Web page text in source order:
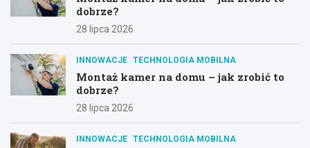
dobrze?
28 lipca 2026
INNOWACJE TECHNOLOGIA MOBILNA
Montaż kamer na domu – jak zrobić to
dobrze?
28 lipca 2026
INNOWACJE TECHNOLOGIA MOBILNA